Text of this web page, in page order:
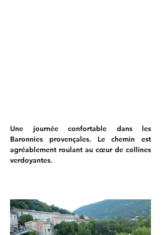
Une journée confortable dans les
Baronnies provençales. Le chemin est
agréablement roulant au cœur de collines
verdoyantes.